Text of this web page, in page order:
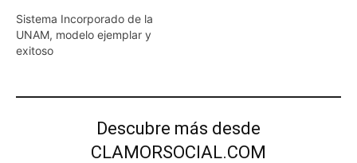
Sistema Incorporado de la
UNAM, modelo ejemplar y
exitoso
Descubre más desde
CLAMORSOCIAL.COM